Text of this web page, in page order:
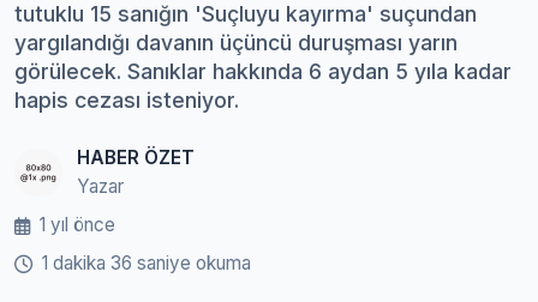
tutuklu 15 sanığın 'Suçluyu kayırma' suçundan
yargılandığı davanın üçüncü duruşması yarın
görülecek. Sanıklar hakkında 6 aydan 5 yıla kadar
hapis cezası isteniyor.
HABER ÖZET
Yazar
1 yıl önce
1 dakika 36 saniye okuma